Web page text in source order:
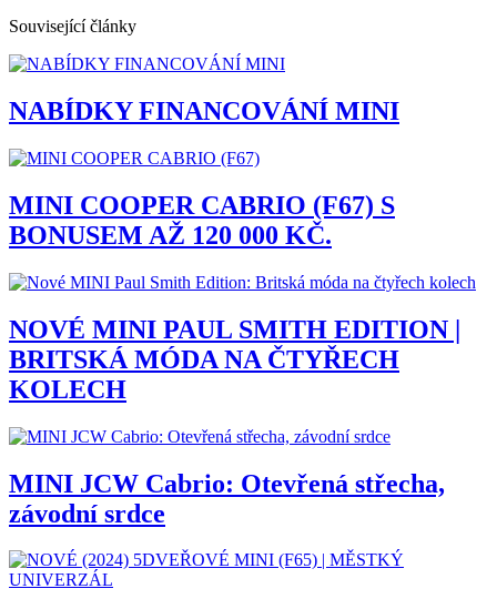
Související články
NABÍDKY FINANCOVÁNÍ MINI
MINI COOPER CABRIO (F67) S
BONUSEM AŽ 120 000 KČ.
NOVÉ MINI PAUL SMITH EDITION |
BRITSKÁ MÓDA NA ČTYŘECH
KOLECH
MINI JCW Cabrio: Otevřená střecha,
závodní srdce